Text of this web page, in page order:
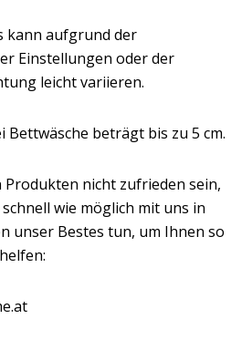
kann aufgrund der
Einstellungen oder der
leicht variieren.
beträgt bis zu 5 cm.
Produkten nicht zufrieden sein,
wie möglich mit uns in
unser Bestes tun, um Ihnen so